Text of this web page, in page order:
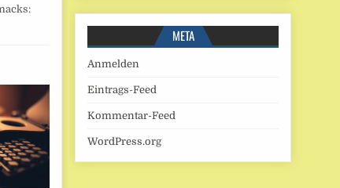
META
Anmelden
Eintrags-Feed
Kommentar-Feed
WordPress.org